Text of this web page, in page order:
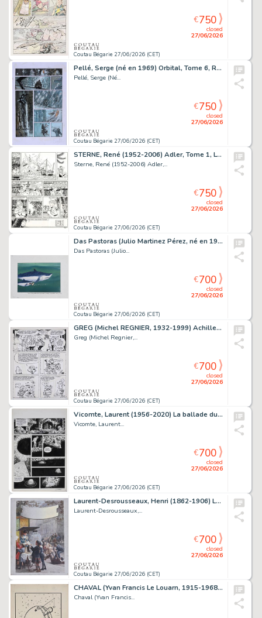
Coutau Bégarie 27/06/2026 (CET)
closed
27/06/2026
€750
Pellé, Serge (né en 1969) Orbital, Tome 6, Résistance,...
Pellé, Serge (Né...
Coutau Bégarie 27/06/2026 (CET)
closed
27/06/2026
€750
STERNE, René (1952-2006) Adler, Tome 1, L’avion du...
Sterne, René (1952-2006) Adler,...
Coutau Bégarie 27/06/2026 (CET)
closed
27/06/2026
€750
Das Pastoras (Julio Martinez Pérez, né en 1956) Illustration...
Das Pastoras (Julio...
Coutau Bégarie 27/06/2026 (CET)
closed
27/06/2026
€700
GREG (Michel REGNIER, 1932-1999) Achille Talon, Tome...
Greg (Michel Regnier,...
Coutau Bégarie 27/06/2026 (CET)
closed
27/06/2026
€700
Vicomte, Laurent (1956-2020) La ballade du bout du...
Vicomte, Laurent...
Coutau Bégarie 27/06/2026 (CET)
closed
27/06/2026
€700
Laurent-Desrousseaux, Henri (1862-1906) La vente du...
Laurent-Desrousseaux,...
Coutau Bégarie 27/06/2026 (CET)
closed
27/06/2026
€700
CHAVAL (Yvan Francis Le Louarn, 1915-1968) L'Observatoire. Encre...
Chaval (Yvan Francis...